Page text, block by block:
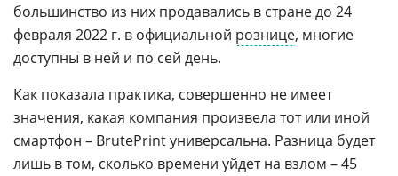
большинство из них продавались в стране до 24
февраля 2022 г. в официальной рознице, многие
доступны в ней и по сей день.
Как показала практика, совершенно не имеет
значения, какая компания произвела тот или иной
смартфон – BrutePrint универсальна. Разница будет
лишь в том, сколько времени уйдет на взлом – 45